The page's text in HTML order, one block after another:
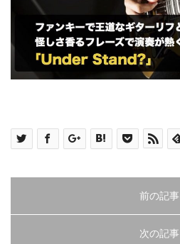
前の記事
次の記事